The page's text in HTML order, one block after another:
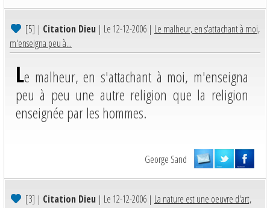
[5] | Citation Dieu | Le 12-12-2006 | Le malheur, en s'attachant à moi,
m'enseigna peu à...
Le malheur, en s'attachant à moi, m'enseigna
peu à peu une autre religion que la religion
enseignée par les hommes.
George Sand
[3] | Citation Dieu | Le 12-12-2006 | La nature est une oeuvre d'art,